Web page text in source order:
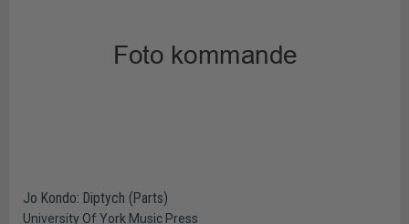
Jo Kondo: Diptych (Parts)
University Of York Music Press